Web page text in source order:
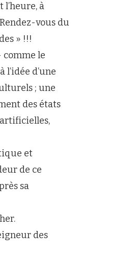
à
vous du
» !!!
comme le
d’une
; une
des états
et
de ce
sa
des